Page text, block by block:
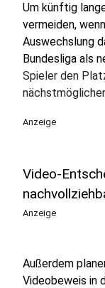
Um künftig
vermeiden,
Auswechslung
Bundesliga als
Spieler den
Anzeige
Video-
Anzeige
Außerdem
Videobeweis in